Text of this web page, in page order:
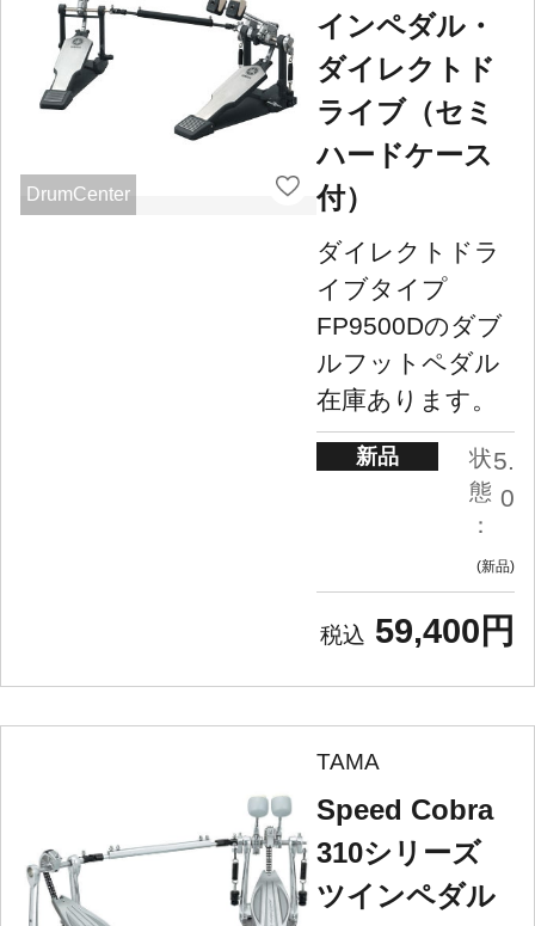
DrumCenter
インペダル・
ダイレクトド
ライブ（セミ
ハードケース
付）
ダイレクトドラ
イブタイプ
FP9500Dのダブ
ルフットペダル
在庫あります。
新品
状
態
：
5.
0
新品
59,400円
TAMA
Speed Cobra
310シリーズ
ツインペダル